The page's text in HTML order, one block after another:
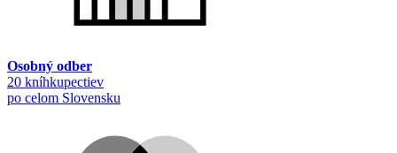
Osobný odber
20 kníhkupectiev
po celom Slovensku